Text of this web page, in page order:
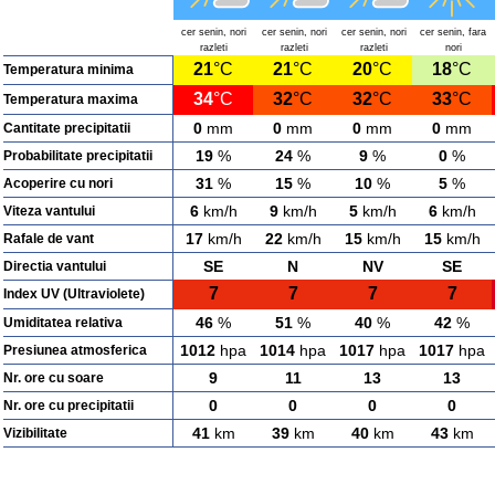
cer senin, nori
razleti
cer senin, nori
razleti
cer senin, nori
razleti
cer senin, fara
nori
Temperatura minima 21°C 21°C 20°C 18°C
Temperatura maxima 34°C 32°C 32°C 33°C
Cantitate precipitatii 0 mm 0 mm 0 mm 0 mm
Probabilitate precipitatii 19 % 24 % 9 % 0 %
Acoperire cu nori 31 % 15 % 10 % 5 %
Viteza vantului 6km/h 9km/h 5km/h 6km/h
Rafale de vant 17km/h 22km/h 15km/h 15km/h
Directia vantului SE N NV SE
Index UV (Ultraviolete) 7 7 7 7
Umiditatea relativa 46 % 51 % 40 % 42 %
Presiunea atmosferica 1012 hpa 1014 hpa 1017 hpa 1017 hpa
Nr. ore cu soare 9 11 13 13
Nr. ore cu precipitatii 0 0 0 0
Vizibilitate 41km 39km 40km 43km